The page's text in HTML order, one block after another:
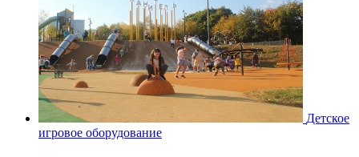
Детское
игровое оборудование